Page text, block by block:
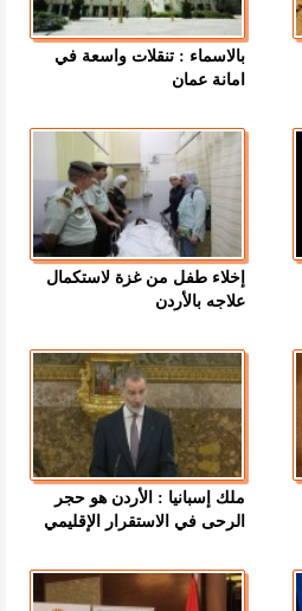
بالاسماء : تنقلات واسعة في
امانة عمان
إخلاء طفل من غزة لاستكمال
علاجه بالأردن
ملك إسبانيا : الأردن هو حجر
الرحى في الاستقرار الإقليمي